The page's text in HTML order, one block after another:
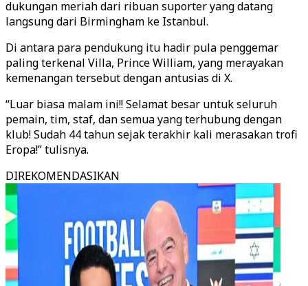
dukungan meriah dari ribuan suporter yang datang
langsung dari Birmingham ke Istanbul.
Di antara para pendukung itu hadir pula penggemar
paling terkenal Villa, Prince William, yang merayakan
kemenangan tersebut dengan antusias di X.
“Luar biasa malam ini!! Selamat besar untuk seluruh
pemain, tim, staf, dan semua yang terhubung dengan
klub! Sudah 44 tahun sejak terakhir kali merasakan trofi
Eropa!” tulisnya.
DIREKOMENDASIKAN